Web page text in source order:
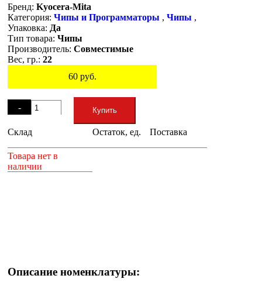
Бренд: Kyocera-Mita
Категория: Чипы и Программаторы , Чипы ,
Упаковка: Да
Тип товара: Чипы
Производитель: Совместимые
Вес, гр.: 22
60руб.
-
+
Купить
Склад Остаток, ед. Поставка
Товара нет в
наличии
Описание номенклатуры: